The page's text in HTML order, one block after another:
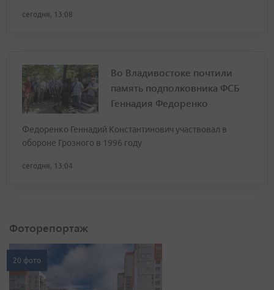
сегодня, 13:08
Во Владивостоке почтили
память подполковника ФСБ
Геннадия Федоренко
Федоренко Геннадий Константинович участвовал в
обороне Грозного в 1996 году
сегодня, 13:04
Фоторепортаж
20 фото